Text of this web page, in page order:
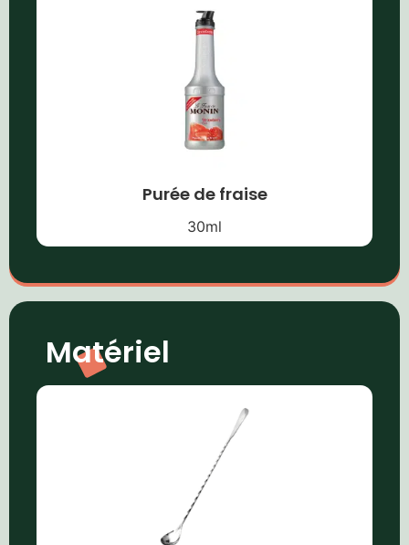
Purée de fraise
30ml
Matériel